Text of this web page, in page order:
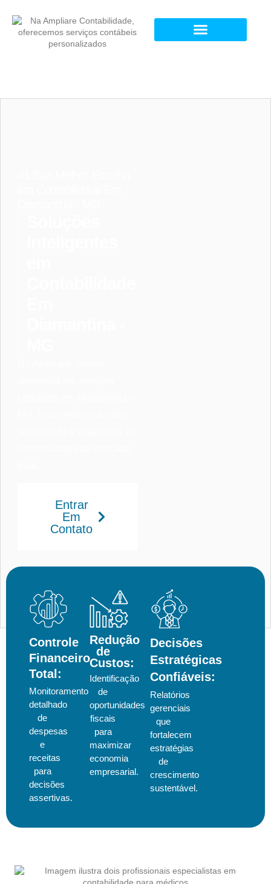
Entrar
Em
Contato
Controle
Financeiro
Total:
Monitoramento
detalhado
de
despesas
e
receitas
para
decisões
assertivas.
Redução
de
Custos:
Identificação
de
oportunidades
fiscais
para
maximizar
economia
empresarial.
Decisões
Estratégicas
Confiáveis:
Relatórios
gerenciais
que
fortalecem
estratégias
de
crescimento
sustentável.